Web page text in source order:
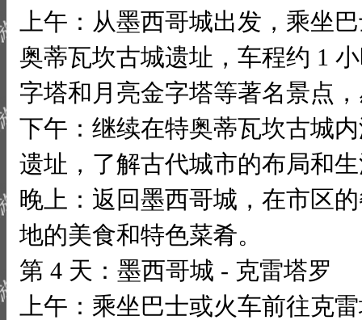
上午：从墨西哥城出发，乘坐
奥蒂瓦坎古城遗址，车程约 1
字塔和月亮金字塔等著名景点
下午：继续在特奥蒂瓦坎古城
遗址，了解古代城市的布局和
晚上：返回墨西哥城，在市区
地的美食和特色菜肴。
第 4 天：墨西哥城 - 克雷塔罗
上午：乘坐巴士或火车前往克